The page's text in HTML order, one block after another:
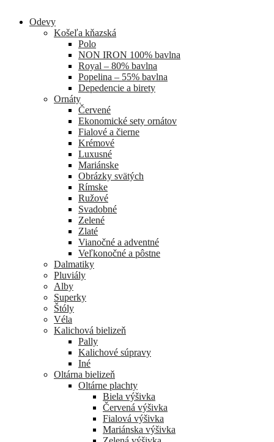
Odevy
Košeľa kňazská
Polo
NON IRON 100% bavlna
Royal – 80% bavlna
Popelina – 55% bavlna
Depedencie a birety
Ornáty
Červené
Ekonomické sety ornátov
Fialové a čierne
Krémové
Luxusné
Mariánske
Obrázky svätých
Rímske
Ružové
Svadobné
Zelené
Zlaté
Vianočné a adventné
Veľkonočné a pôstne
Dalmatiky
Pluviály
Alby
Superky
Štóly
Véla
Kalichová bielizeň
Pally
Kalichové súpravy
Iné
Oltárna bielizeň
Oltárne plachty
Biela výšivka
Červená výšivka
Fialová výšivka
Mariánska výšivka